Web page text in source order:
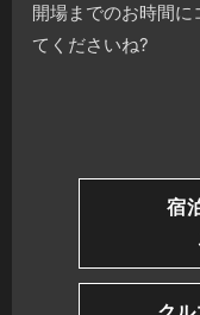
開場までのお時間に
てくださいね?
宿